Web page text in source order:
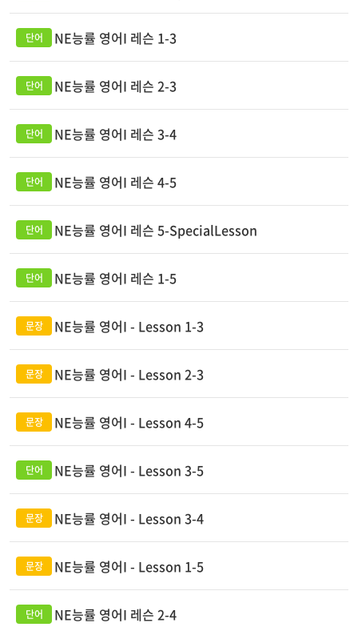
NE능률 영어I 레슨 1-3
NE능률 영어I 레슨 2-3
NE능률 영어I 레슨 3-4
NE능률 영어I 레슨 4-5
NE능률 영어I 레슨 5-SpecialLesson
NE능률 영어I 레슨 1-5
NE능률 영어I - Lesson 1-3
NE능률 영어I - Lesson 2-3
NE능률 영어I - Lesson 4-5
NE능률 영어I - Lesson 3-5
NE능률 영어I - Lesson 3-4
NE능률 영어I - Lesson 1-5
NE능률 영어I 레슨 2-4